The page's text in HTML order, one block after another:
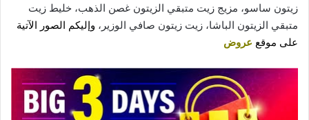
زيتون ساسو، مزيج زيت متبقي الزيتون غصن الذهب، خليط زيت
متبقي الزيتون الباشا، زيت زيتون صافي الوزير، وإليكم الصور الآتية
على موقع عروض